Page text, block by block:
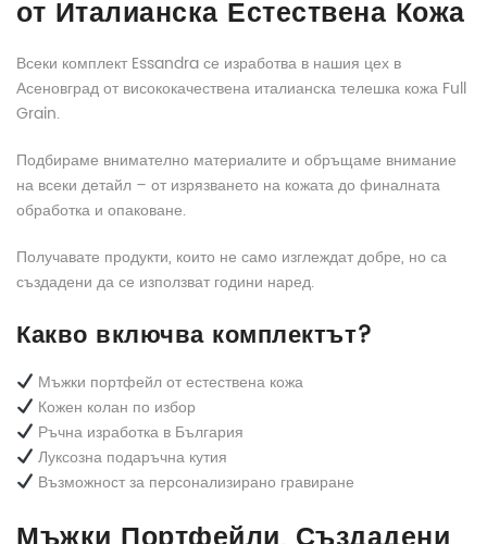
от Италианска Естествена Кожа
Всеки комплект Essandra се изработва в нашия цех в
Асеновград от висококачествена италианска телешка кожа Full
Grain.
Подбираме внимателно материалите и обръщаме внимание
на всеки детайл – от изрязването на кожата до финалната
обработка и опаковане.
Получавате продукти, които не само изглеждат добре, но са
създадени да се използват години наред.
Какво включва комплектът?
Мъжки портфейл от естествена кожа
Кожен колан по избор
Ръчна изработка в България
Луксозна подаръчна кутия
Възможност за персонализирано гравиране